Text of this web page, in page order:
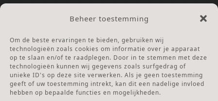
Beheer toestemming
Om de beste ervaringen te bieden, gebruiken wij
technologieën zoals cookies om informatie over je apparaat
op te slaan en/of te raadplegen. Door in te stemmen met deze
technologieën kunnen wij gegevens zoals surfgedrag of
unieke ID's op deze site verwerken. Als je geen toestemming
geeft of uw toestemming intrekt, kan dit een nadelige invloed
hebben op bepaalde functies en mogelijkheden.
REKENINGNUMMERS
NL25INGB0000672168
Ga naar Doneren
ANBI Stichting
RSIN nummer:002832987